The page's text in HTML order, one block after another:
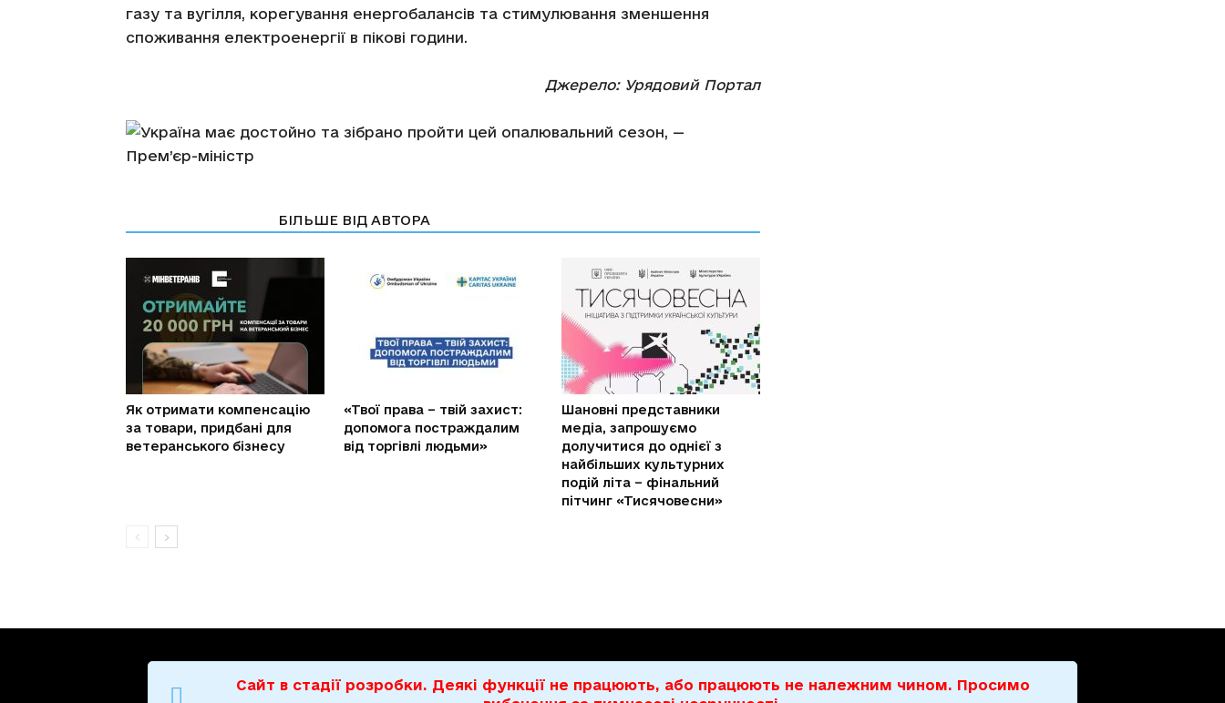
газу та вугілля, корегування енергобалансів та стимулювання зменшення
споживання електроенергії в пікові години.
Джерело: Урядовий Портал
БІЛЬШЕ ВІД АВТОРА
Як отримати компенсацію
за товари, придбані для
ветеранського бізнесу
«Твої права – твій захист:
допомога постраждалим
від торгівлі людьми»
Шановні представники
медіа, запрошуємо
долучитися до однієї з
найбільших культурних
подій літа – фінальний
пітчинг «Тисячовесни»
Сайт в стадії розробки. Деякі функції не працюють, або працюють не належним чином. Просимо